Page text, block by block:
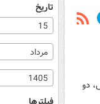
دو
تاریخ
15
مرداد
1405